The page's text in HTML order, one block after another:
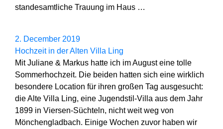
standesamtliche Trauung im Haus …
2. December 2019
Hochzeit in der Alten Villa Ling
Mit Juliane & Markus hatte ich im August eine tolle
Sommerhochzeit. Die beiden hatten sich eine wirklich
besondere Location für ihren großen Tag ausgesucht:
die Alte Villa Ling, eine Jugendstil-Villa aus dem Jahr
1899 in Viersen-Süchteln, nicht weit weg von
Mönchengladbach. Einige Wochen zuvor haben wir